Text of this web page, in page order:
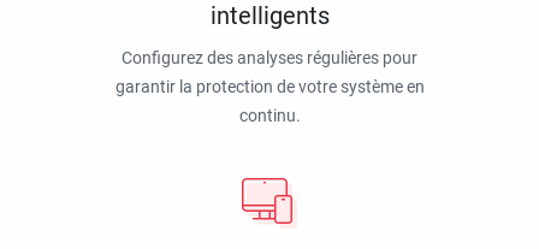
intelligents
Configurez des analyses régulières pour
garantir la protection de votre système en
continu.